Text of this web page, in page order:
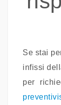
Se stai
infissi
per